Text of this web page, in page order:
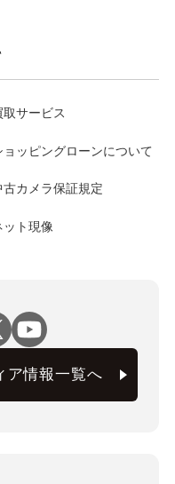
取サービス
ョッピングローンについて
古カメラ保証規定
ット現像
ア情報一覧へ